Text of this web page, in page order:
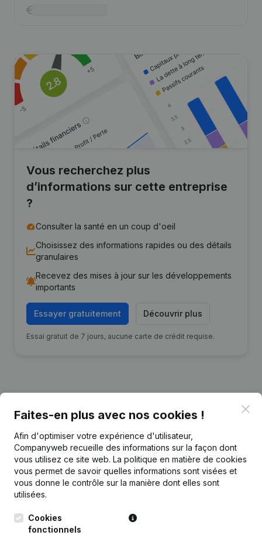
Vous recherchez plus
d’informations sur cette entreprise
?
Consulter la santé en un coup d'oeil
Choisissez des informations rapides ou des détails
granulaires
Recevez des mises à jour sur les développements
importants
Essayer gratuitement Découvrir plus
Essai gratuit de 7 jours, aucune carte de crédit requise.
Publicationsde Dujo
Date Publication
23-10-2023
Statuts (Traduction, Coordination,
Autres Modifications, …)(NL)
19-04-2022 Siège Social
Faites-en plus avec nos cookies !
Afin d'optimiser votre expérience d'utilisateur,
Companyweb recueille des informations sur la façon dont
vous utilisez ce site web. La politique en matière de cookies
vous permet de savoir quelles informations sont visées et
vous donne le contrôle sur la manière dont elles sont
utilisées.
Cookies
fonctionnels